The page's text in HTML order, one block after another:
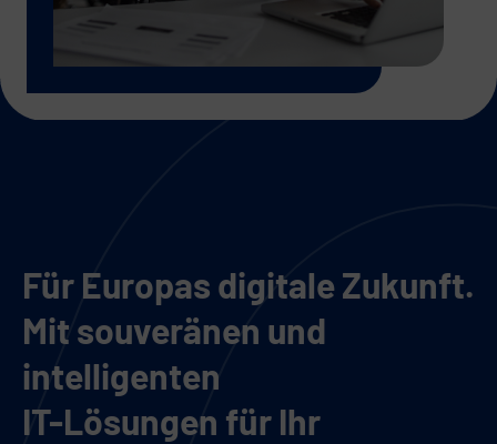
Für Europas digitale Zukunft.
Mit souveränen und
intelligenten
IT-Lösungen für Ihr